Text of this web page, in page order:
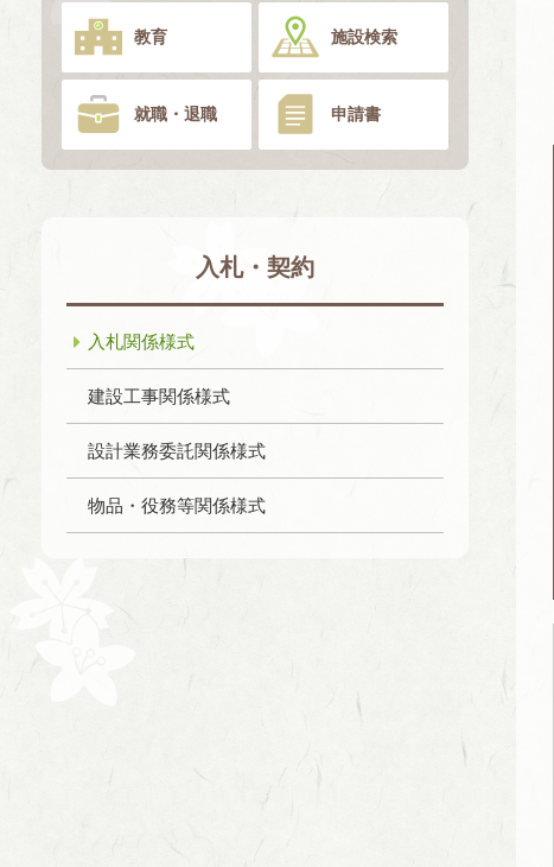
教育 施設検索
就職・退職 申請書
入札・契約
入札関係様式
建設工事関係様式
設計業務委託関係様式
物品・役務等関係様式